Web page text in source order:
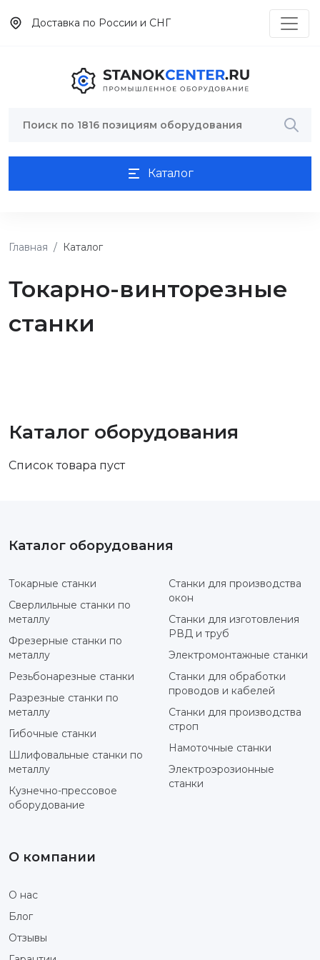
Доставка по России и СНГ
Каталог
Главная Каталог
Токарно-винторезные
станки
Каталог оборудования
Список товара пуст
Каталог оборудования
Токарные станки
Сверлильные станки по
металлу
Фрезерные станки по
металлу
Резьбонарезные станки
Разрезные станки по
металлу
Гибочные станки
Шлифовальные станки по
металлу
Кузнечно-прессовое
оборудование
Станки для производства
окон
Станки для изготовления
РВД и труб
Электромонтажные станки
Станки для обработки
проводов и кабелей
Станки для производства
строп
Намоточные станки
Электроэрозионные
станки
О компании
О нас
Блог
Отзывы